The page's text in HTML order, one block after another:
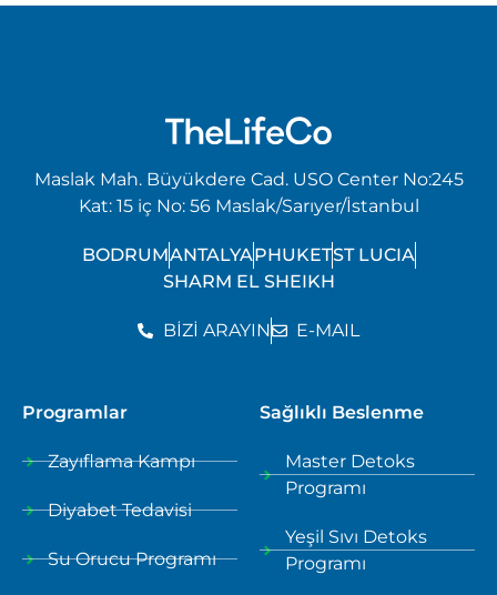
Maslak Mah. Büyükdere Cad. USO Center No:245
Kat: 15 iç No: 56 Maslak/Sarıyer/İstanbul
BODRUMANTALYAPHUKETST LUCIA
SHARM EL SHEIKH
BİZİ ARAYIN E-MAIL
Programlar
Zayıflama Kampı
Diyabet Tedavisi
Su Orucu Programı
Sağlıklı Beslenme
Master Detoks
Programı
Yeşil Sıvı Detoks
Programı